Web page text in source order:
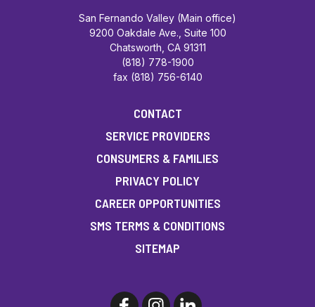
San Fernando Valley (Main office)
9200 Oakdale Ave., Suite 100
Chatsworth, CA 91311
(818) 778-1900
fax (818) 756-6140
CONTACT
SERVICE PROVIDERS
CONSUMERS & FAMILIES
PRIVACY POLICY
CAREER OPPORTUNITIES
SMS TERMS & CONDITIONS
SITEMAP